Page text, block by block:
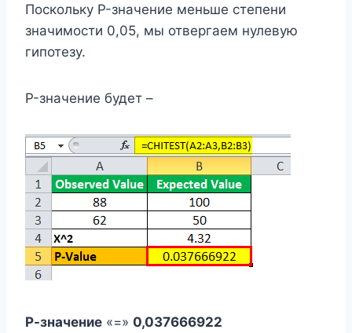
Поскольку P-значение меньше степени
значимости 0,05, мы отвергаем нулевую
гипотезу.
P-значение будет –
Р-значение «=» 0,037666922